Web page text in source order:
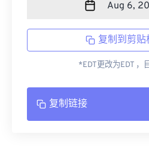
复制到剪贴
*EDT更改为EDT ，
复制链接